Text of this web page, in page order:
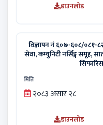
डाउनलोड
विज्ञापन नं ६०७-६०८/०८१-
सेवा, कम्युनिटी नर्सिङ्ग समूह,
मिति
२०८३ असार २८
डाउनलोड